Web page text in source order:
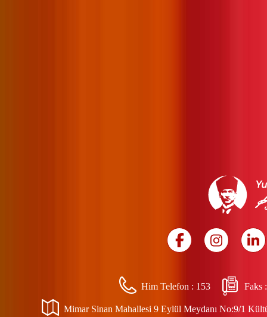
Him Telefon : 153 Faks
Mimar Sinan Mahallesi 9 Eylül Meydanı No:9/1